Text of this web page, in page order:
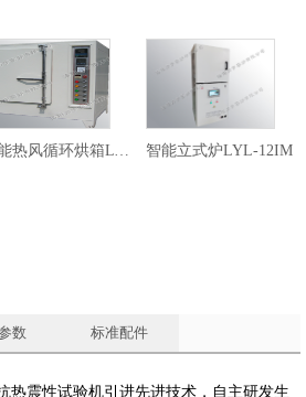
节能热风循环烘箱LYL-3RHX 智能立式炉LYL-12IM
数 标准配件
热震性试验机引进先进技术，自主研发生